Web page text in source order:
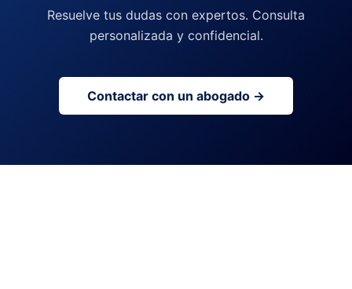
Resuelve tus dudas con expertos. Consulta
personalizada y confidencial.
Contactar con un abogado →